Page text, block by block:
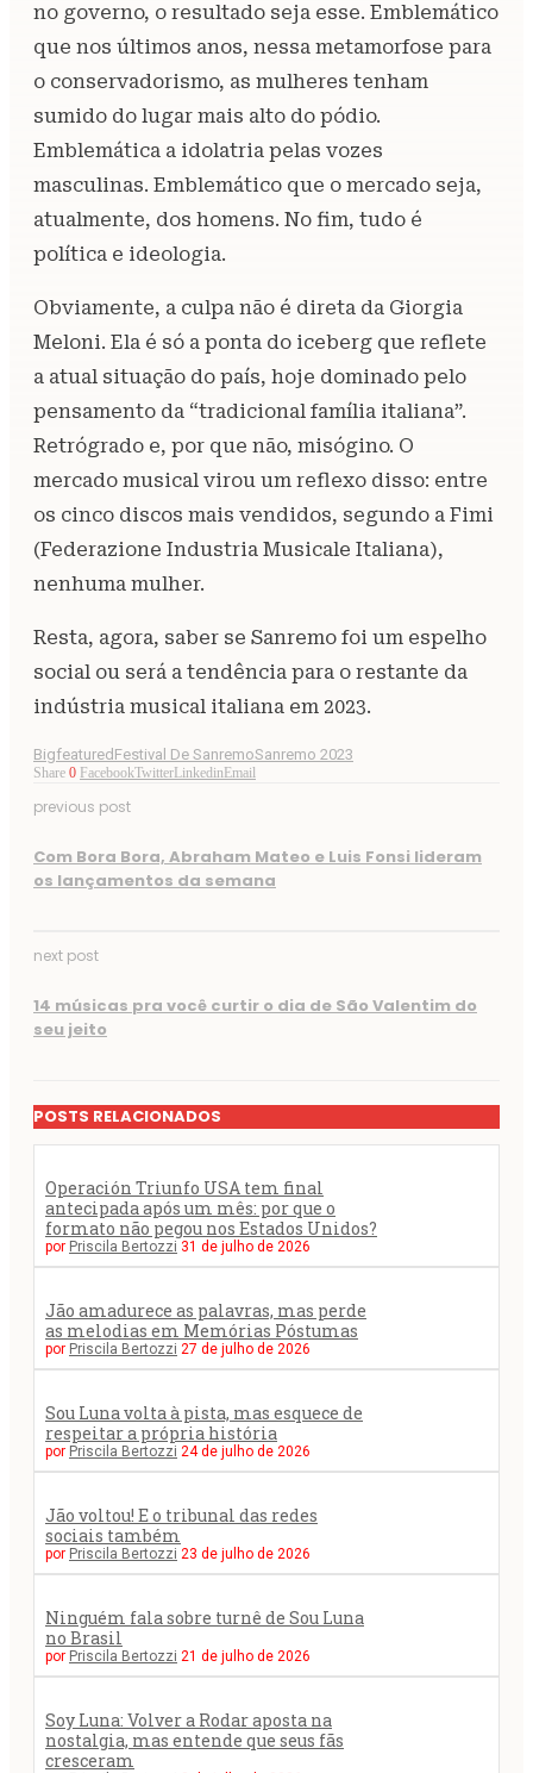
no governo, o resultado seja esse. Emblemático
que nos últimos anos, nessa metamorfose para
o conservadorismo, as mulheres tenham
sumido do lugar mais alto do pódio.
Emblemática a idolatria pelas vozes
masculinas. Emblemático que o mercado seja,
atualmente, dos homens. No fim, tudo é
política e ideologia.
Obviamente, a culpa não é direta da Giorgia
Meloni. Ela é só a ponta do iceberg que reflete
a atual situação do país, hoje dominado pelo
pensamento da “tradicional família italiana”.
Retrógrado e, por que não, misógino. O
mercado musical virou um reflexo disso: entre
os cinco discos mais vendidos, segundo a Fimi
(Federazione Industria Musicale Italiana),
nenhuma mulher.
Resta, agora, saber se Sanremo foi um espelho
social ou será a tendência para o restante da
indústria musical italiana em 2023.
Bigfeatured Festival De SanremoSanremo 2023
Share 0 FacebookTwitter Linkedin Email
previous post
Com Bora Bora, Abraham Mateo e Luis Fonsi lideram
os lançamentos da semana
next post
14 músicas pra você curtir o dia de São Valentim do
seu jeito
POSTS RELACIONADOS
Operación Triunfo USA tem final
antecipada após um mês: por que o
formato não pegou nos Estados Unidos?
por Priscila Bertozzi 31 de julho de 2026
Jão amadurece as palavras, mas perde
as melodias em Memórias Póstumas
por Priscila Bertozzi 27 de julho de 2026
Sou Luna volta à pista, mas esquece de
respeitar a própria história
por Priscila Bertozzi 24 de julho de 2026
Jão voltou! E o tribunal das redes
sociais também
por Priscila Bertozzi 23 de julho de 2026
Ninguém fala sobre turnê de Sou Luna
no Brasil
por Priscila Bertozzi 21 de julho de 2026
Soy Luna: Volver a Rodar aposta na
nostalgia, mas entende que seus fãs
cresceram